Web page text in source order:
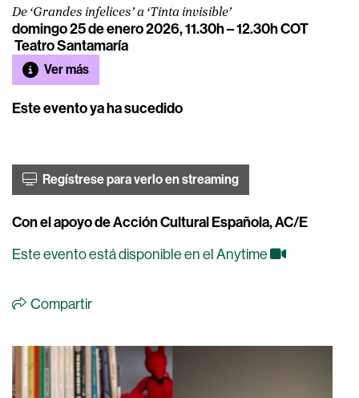
De ‘Grandes infelices’ a ‘Tinta invisible’
domingo 25 de enero 2026, 11.30h – 12.30h COT
Teatro Santamaría
Ver más
Este evento ya ha sucedido
Regístrese para verlo en streaming
Con el apoyo de Acción Cultural Española, AC/E
Este evento está disponible en el Anytime
Compartir